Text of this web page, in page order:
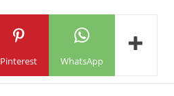
Pinterest WhatsApp